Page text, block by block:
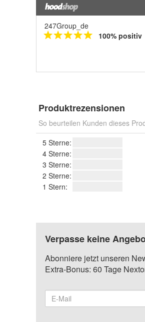
247Group_de
100% positiv
Produktrezensionen
So beurteilen Kunden dieses
5 Sterne:
4 Sterne:
3 Sterne:
2 Sterne:
1 Stern:
Verpasse keine
Abonniere jetzt unseren
Extra-Bonus: 60 Tage